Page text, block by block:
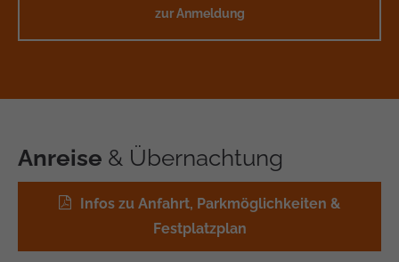
zur Anmeldung
Anreise & Übernachtung
Infos zu Anfahrt, Parkmöglichkeiten &
Festplatzplan